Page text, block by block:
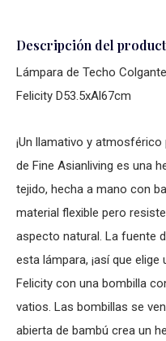
Descripción del
Lámpara de Techo
Felicity D53.5xAl67cm
¡Un llamativo y
de Fine Asianliving es una
tejido, hecha a mano con
material flexible pero
aspecto natural. La fuente
esta lámpara, ¡así que
Felicity con una bombilla
vatios. Las bombillas se
abierta de bambú crea un